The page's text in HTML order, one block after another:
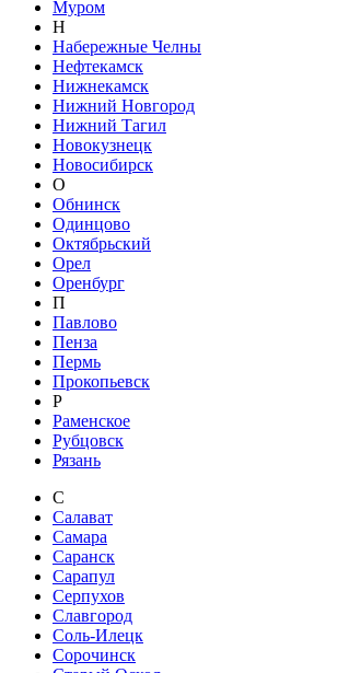
Муром
Н
Набережные Челны
Нефтекамск
Нижнекамск
Нижний Новгород
Нижний Тагил
Новокузнецк
Новосибирск
О
Обнинск
Одинцово
Октябрьский
Орел
Оренбург
П
Павлово
Пенза
Пермь
Прокопьевск
Р
Раменское
Рубцовск
Рязань
С
Салават
Самара
Саранск
Сарапул
Серпухов
Славгород
Соль-Илецк
Сорочинск